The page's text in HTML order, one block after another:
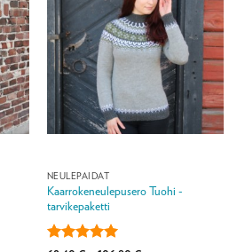
NEULEPAIDAT
Kaarrokeneulepusero Tuohi -
tarvikepaketti